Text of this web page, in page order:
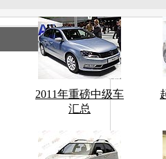
2011年重磅中级车
汇总